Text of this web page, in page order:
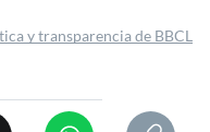
y transparencia de BBCL